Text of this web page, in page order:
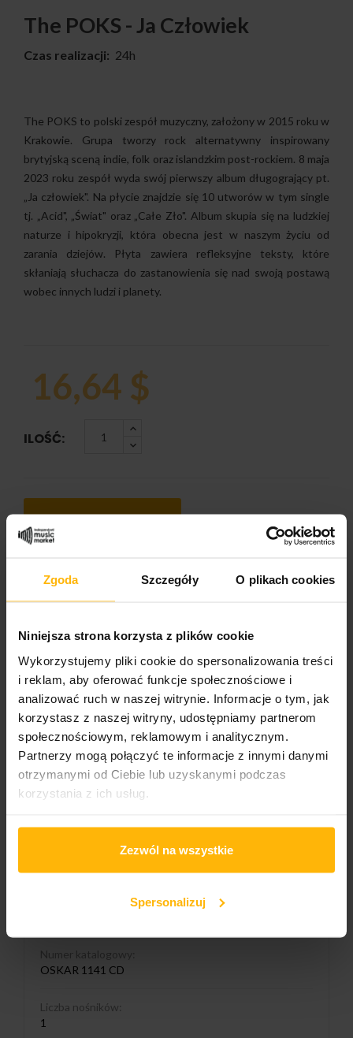
Zgoda Szczegóły O plikach cookies
Niniejsza strona korzysta z plików cookie
Wykorzystujemy pliki cookie do spersonalizowania treści
i reklam, aby oferować funkcje społecznościowe i
analizować ruch w naszej witrynie. Informacje o tym, jak
korzystasz z naszej witryny, udostępniamy partnerom
społecznościowym, reklamowym i analitycznym.
Partnerzy mogą połączyć te informacje z innymi danymi
otrzymanymi od Ciebie lub uzyskanymi podczas
korzystania z ich usług.
Zezwól na wszystkie
Spersonalizuj
The POKS - Ja Człowiek
Czas realizacji: 24h
The POKS to polski zespół muzyczny, założony w 2015 roku w
Krakowie. Grupa tworzy rock alternatywny inspirowany
brytyjską sceną indie, folk oraz islandzkim post-rockiem. 8 maja
2023 roku zespół wyda swój pierwszy album długogrający pt.
„Ja człowiek". Na płycie znajdzie się 10 utworów w tym single
tj. „Acid", „Świat" oraz „Całe Zło". Album skupia się na ludzkiej
naturze i hipokryzji, która obecna jest w naszym życiu od
zarania dziejów. Płyta zawiera refleksyjne teksty, które
skłaniają słuchacza do zastanowienia się nad swoją postawą
wobec innych ludzi i planety.
16,64 $
ILOŚĆ:
DODAJ DO KOSZYKA
SZCZEGÓŁY PRODUKTU
Nazwa zespołu
The POKS
Nazwa albumu:
Ja Człowiek
Format nośnika
Numer katalogowy:
OSKAR 1141 CD
Liczba nośników:
1